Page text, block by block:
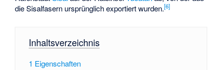
die Sisalfasern ursprünglich exportiert wurden.[6]
Inhaltsverzeichnis
1 Eigenschaften